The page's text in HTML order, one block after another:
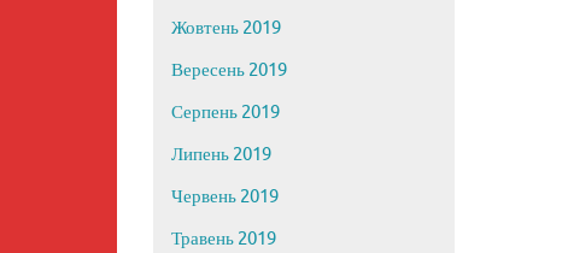
Жовтень 2019
Вересень 2019
Серпень 2019
Липень 2019
Червень 2019
Травень 2019